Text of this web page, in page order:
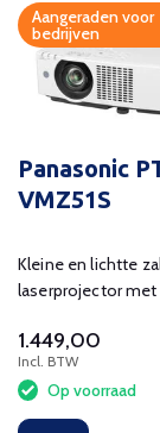
Aangeraden voor
bedrijven
Panasonic
VMZ51S
Kleine en lichtte
laserprojector
(1920x1200).
1.449,00
Incl. BTW
Op voorraad